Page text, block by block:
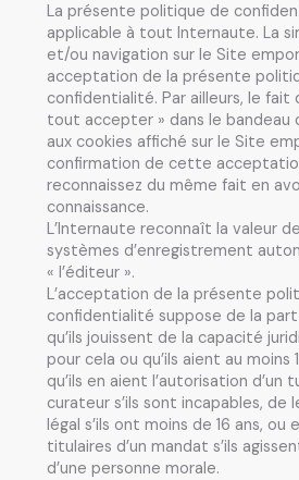
La présente politique de
applicable à tout Internaute. La
et/ou navigation sur le Site
acceptation de la présente
confidentialité. Par ailleurs, le fait
tout accepter » dans le bandeau
aux cookies affiché sur le Site
confirmation de cette
reconnaissez du même fait en
connaissance.
L’Internaute reconnaît la valeur
systèmes d’enregistrement
« l’éditeur ».
L’acceptation de la présente
confidentialité suppose de la
qu’ils jouissent de la capacité
pour cela ou qu’ils aient au moins
qu’ils en aient l’autorisation d’un
curateur s’ils sont incapables, de
légal s’ils ont moins de 16 ans, ou
titulaires d’un mandat s’ils
d’une personne morale.